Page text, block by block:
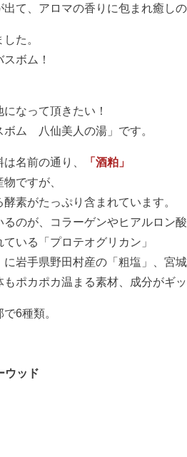
て、アロマの香りに包まれ癒しの
た。
ボム！
なって頂きたい！
ボム 八仙美人の湯」です。
名前の通り、
「酒粕」
ですが、
素がたっぷり含まれています。
のが、コラーゲンやヒアルロン
いる「プロテオグリカン」
岩手県野田村産の「粗塩」、宮
ポカポカ温まる素材、成分がギッ
6種類。
ウッド